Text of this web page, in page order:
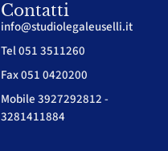
Contatti
info@studiolegaleuselli.it
Tel 051 3511260
Fax 051 0420200
Mobile 3927292812 -
3281411884